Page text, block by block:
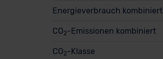
Energieverbrauch kombiniert
CO2-Emissionen kombiniert
CO2-Klasse